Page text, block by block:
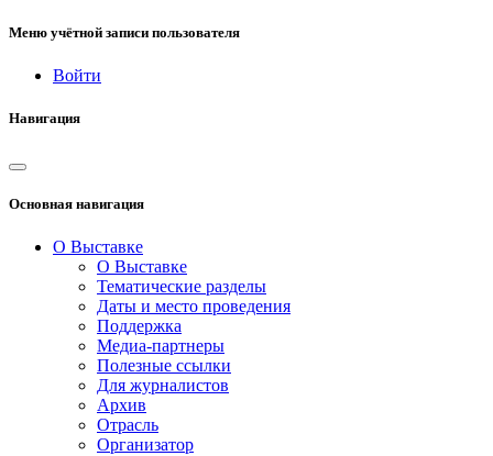
Меню учётной записи пользователя
Войти
Навигация
Основная навигация
О Выставке
О Выставке
Тематические разделы
Даты и место проведения
Поддержка
Медиа-партнеры
Полезные ссылки
Для журналистов
Архив
Отрасль
Организатор